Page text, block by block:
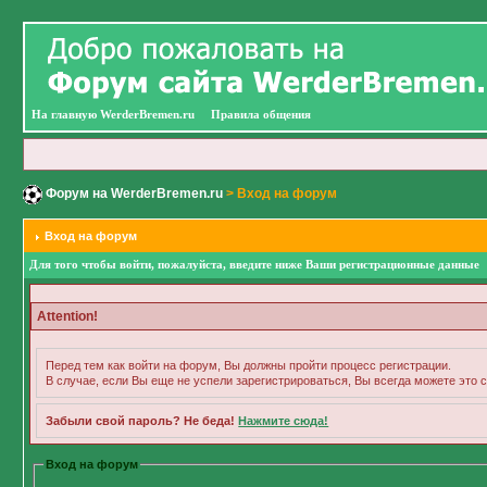
На главную WerderBremen.ru Правила общения
Форум на WerderBremen.ru > Вход на форум
Вход на форум
Для того чтобы войти, пожалуйста, введите ниже Ваши регистрационные данные
Attention!
Перед тем как войти на форум, Вы должны пройти процесс регистрации.
В случае, если Вы еще не успели зарегистрироваться, Вы всегда можете это
Забыли свой пароль? Не беда!Нажмите сюда!
Вход на форум